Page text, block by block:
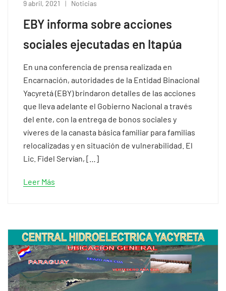
9 abril, 2021 Noticias
EBY informa sobre acciones
sociales ejecutadas en Itapúa
En una conferencia de prensa realizada en
Encarnación, autoridades de la Entidad Binacional
Yacyretá (EBY) brindaron detalles de las acciones
que lleva adelante el Gobierno Nacional a través
del ente, con la entrega de bonos sociales y
víveres de la canasta básica familiar para familias
relocalizadas y en situación de vulnerabilidad. El
Lic. Fidel Servían, […]
Leer Más